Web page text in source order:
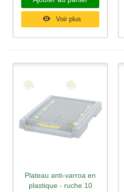
Voir plus
Plateau anti-varroa en
plastique - ruche 10